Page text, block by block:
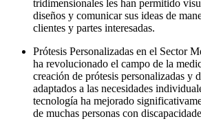
tridimensionales les han permitido
diseños y comunicar sus ideas de
clientes y partes interesadas.
Prótesis Personalizadas en el Sector
ha revolucionado el campo de la
creación de prótesis personalizadas y
adaptados a las necesidades
tecnología ha mejorado
de muchas personas con